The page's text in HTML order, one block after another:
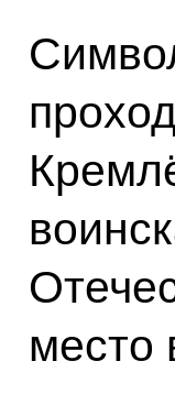
место